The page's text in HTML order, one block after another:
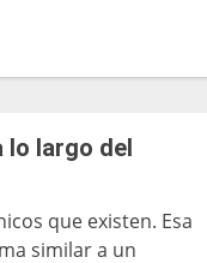
lo largo del
que existen. Esa
similar a un